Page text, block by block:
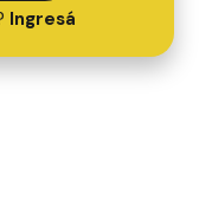
Ingresá